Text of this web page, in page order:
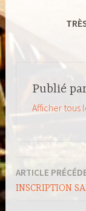
Publié
Afficher tous
Navigation
ARTICLE
INSCRIPTION